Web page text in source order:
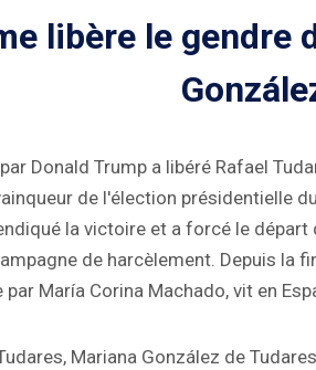
libère le gendre
Donald Trump a libéré Rafael
de l'élection présidentielle
la victoire et a forcé le départ
de harcèlement. Depuis la
María Corina Machado, vit en
Mariana González de